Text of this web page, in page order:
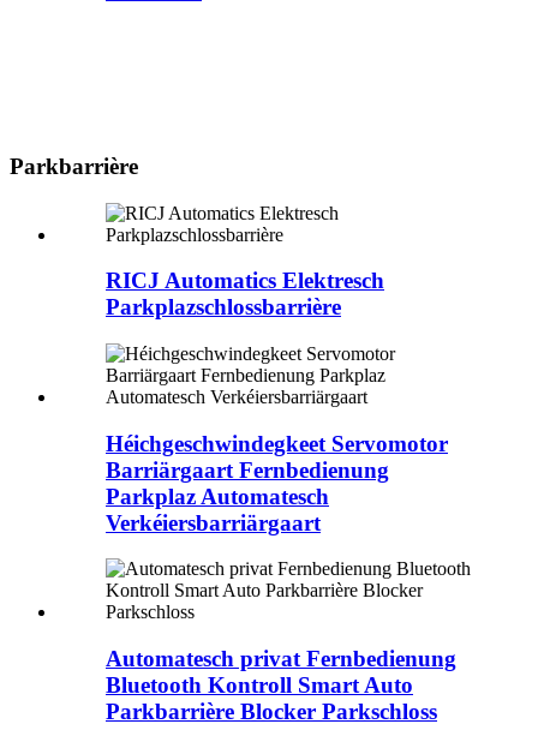
Parkbarrière
RICJ Automatics Elektresch
Parkplazschlossbarrière
Héichgeschwindegkeet Servomotor
Barriärgaart Fernbedienung
Parkplaz Automatesch
Verkéiersbarriärgaart
Automatesch privat Fernbedienung
Bluetooth Kontroll Smart Auto
Parkbarrière Blocker Parkschloss